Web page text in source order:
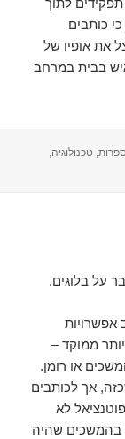
כותבים
את אופיו של
בבית במרחב
, טכנולוגיה,
על בלוגים.
אפשרויות
ממוקד –
או רומן.
אך לכותבים
לא
בהמשכים שהיה